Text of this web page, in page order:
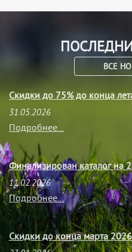
ВСЕ
Скидки до 75% до конца
31.05.2026
Подробнее...
Финализирован каталог на
11.02.2026
Подробнее...
Скидки до конца марта 2026